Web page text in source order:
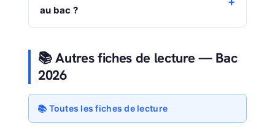
au bac ?
📚 Autres fiches de lecture — Bac
2026
📚 Toutes les fiches de lecture